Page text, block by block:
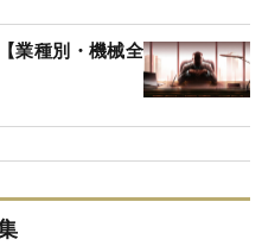
業種別・機械全